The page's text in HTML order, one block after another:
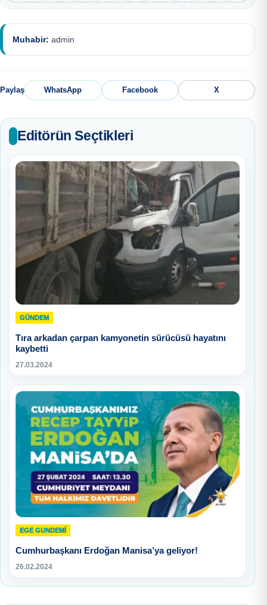
Muhabir: admin
Paylaş WhatsApp Facebook X
Editörün Seçtikleri
GÜNDEM
Tıra arkadan çarpan kamyonetin sürücüsü hayatını
kaybetti
27.03.2024
EGE GUNDEMİ
Cumhurbaşkanı Erdoğan Manisa’ya geliyor!
26.02.2024